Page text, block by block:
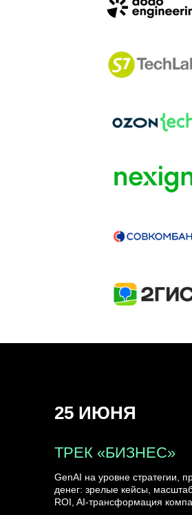
ТРЕК «БИЗНЕС»
GenAI на уровне стратегии,
денег: зрелые кейсы,
ROI, AI-трансформация
25 ИЮНЯ
CONVERSATIONS